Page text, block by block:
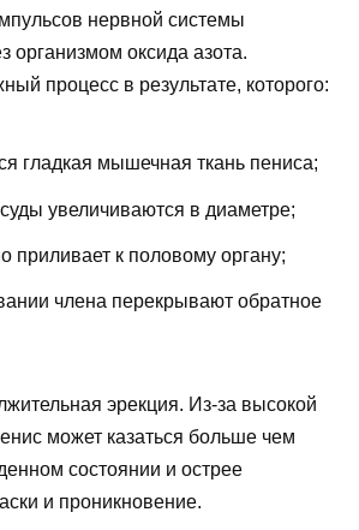
нервной системы
организмом оксида азота.
процесс в результате, которого:
гладкая мышечная ткань пениса;
увеличиваются в диаметре;
приливает к половому органу;
члена перекрывают обратное
эрекция. Из-за высокой
может казаться больше чем
состоянии и острее
и проникновение.